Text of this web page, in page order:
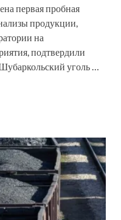
первая пробная
продукции,
на
подтвердили
уголь …